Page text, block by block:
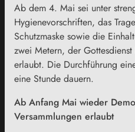
Ab dem 4. Mai sei unter
Hygienevorschriften, das
Schutzmaske sowie die
zwei Metern, der
erlaubt. Die Durchführung
eine Stunde dauern.
Ab Anfang Mai wieder
Versammlungen erlaubt